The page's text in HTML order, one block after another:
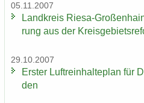
05.11.2007
Land­kreis Riesa-​
rung aus der
29.10.2007
Ers­ter Luft­rein­hal­te­plan für
den